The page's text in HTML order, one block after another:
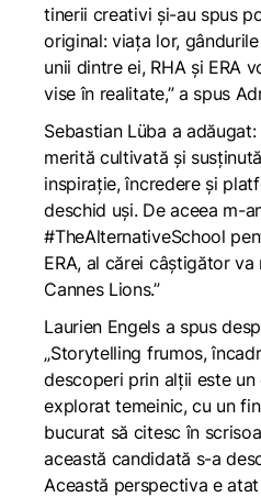
tinerii creativi și-au spus
original: viața lor,
unii dintre ei, RHA și ERA
vise în realitate,” a spus
Sebastian Lüba a
merită cultivată și
inspirație, încredere și
deschid uși. De aceea m-
#TheAlternativeSchool
ERA, al cărei câștigător
Cannes Lions.”
Laurien Engels a spus
„Storytelling frumos,
descoperi prin alții este
explorat temeinic, cu un
bucurat să citesc în
această candidată s-a
Această perspectiva e